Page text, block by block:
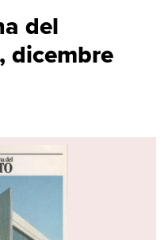
del
dicembre